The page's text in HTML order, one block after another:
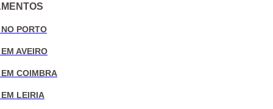
PORTO
AVEIRO
COIMBRA
LEIRIA